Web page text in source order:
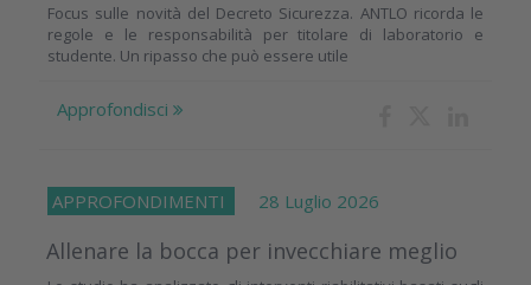
Focus sulle novità del Decreto Sicurezza. ANTLO ricorda le
regole e le responsabilità per titolare di laboratorio e
studente. Un ripasso che può essere utile
Approfondisci
APPROFONDIMENTI 28 Luglio 2026
Allenare la bocca per invecchiare meglio